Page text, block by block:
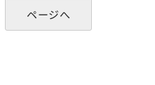
ページへ